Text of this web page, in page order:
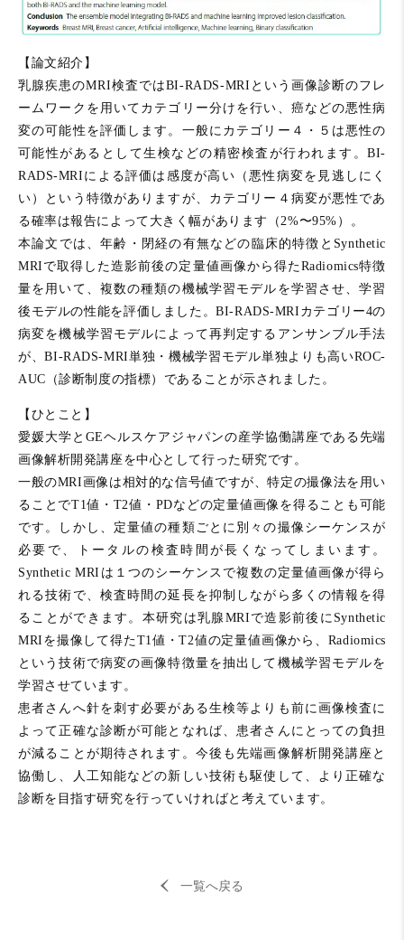
【論文紹介】
乳腺疾患のMRI検査ではBI-RADS-MRIという画像診断のフレ
ームワークを用いてカテゴリー分けを行い、癌などの悪性病
変の可能性を評価します。一般にカテゴリー４・５は悪性の
可能性があるとして生検などの精密検査が行われます。BI-
RADS-MRIによる評価は感度が高い（悪性病変を見逃しにく
い）という特徴がありますが、カテゴリー４病変が悪性であ
る確率は報告によって大きく幅があります（2%〜95%）。
本論文では、年齢・閉経の有無などの臨床的特徴とSynthetic
MRIで取得した造影前後の定量値画像から得たRadiomics特徴
量を用いて、複数の種類の機械学習モデルを学習させ、学習
後モデルの性能を評価しました。BI-RADS-MRIカテゴリー4の
病変を機械学習モデルによって再判定するアンサンブル手法
が、BI-RADS-MRI単独・機械学習モデル単独よりも高いROC-
AUC（診断制度の指標）であることが示されました。
【ひとこと】
愛媛大学とGEヘルスケアジャパンの産学協働講座である先端
画像解析開発講座を中心として行った研究です。
一般のMRI画像は相対的な信号値ですが、特定の撮像法を用い
ることでT1値・T2値・PDなどの定量値画像を得ることも可能
です。しかし、定量値の種類ごとに別々の撮像シーケンスが
必要で、トータルの検査時間が長くなってしまいます。
Synthetic MRIは１つのシーケンスで複数の定量値画像が得ら
れる技術で、検査時間の延長を抑制しながら多くの情報を得
ることができます。本研究は乳腺MRIで造影前後にSynthetic
MRIを撮像して得たT1値・T2値の定量値画像から、Radiomics
という技術で病変の画像特徴量を抽出して機械学習モデルを
学習させています。
患者さんへ針を刺す必要がある生検等よりも前に画像検査に
よって正確な診断が可能となれば、患者さんにとっての負担
が減ることが期待されます。今後も先端画像解析開発講座と
協働し、人工知能などの新しい技術も駆使して、より正確な
診断を目指す研究を行っていければと考えています。
一覧へ戻る